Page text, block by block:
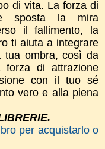
di vita. La forza di
sposta la mira
il fallimento, la
ti aiuta a integrare
tua ombra, così da
forza di attrazione
con il tuo sé
vero e alla piena
per acquistarlo o